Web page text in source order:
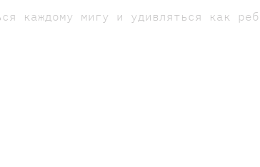
каждому мигу и удивляться как